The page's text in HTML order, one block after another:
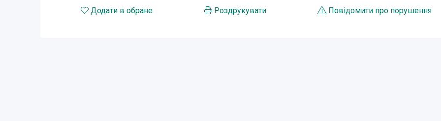
Додати в обране Роздрукувати Повідомити про порушення